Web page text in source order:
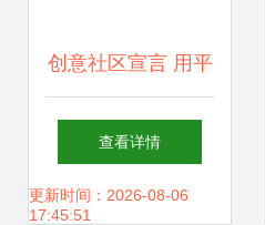
创意社区宣言 用平
面设计重塑品牌形
象
查看详情
更新时间：2026-08-06
17:45:51